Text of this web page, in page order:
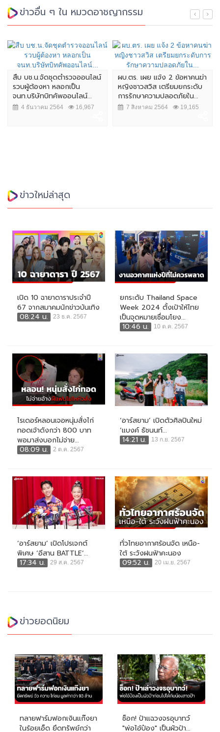
ข่าวอื่น ๆ ใน หมวดอาชญากรรม
สืบ บช.น.จัดชุดตำรวจออนไลน์
รวบผู้ต้องหา หลอกเป็น
จนท.บริษัทบิทคัพออนไลน์...
4 ธันวาคม 2564 16,967
ผบ.ตร. เผย แจ้ง 2 ข้อหาคนฆ่า
หญิงชาวสวิส เตรียมยกระดับ
การรักษาความปลอดภัยใน...
7 สิงหาคม 2564 19,165
ข่าวใหม่ล่าสุด
เปิด 10 ฉายาดาราประจำปี
67 จากสมาคมนักข่าวบันเทิง
08:24 น.
23 ธ.ค. 2567
ยกระดับ Thailand Space
Week 2024 ตั้งเป้าให้ไทย
เป็นจุดหมายเชื่อมโยง...
10:46 น.
10 ต.ค. 2567
ไรเดอร์หลอนเจอหนุ่มสั่งไก่
ทอดเจ้าดังกว่า 800 บาท
พอมาส่งบอกไม่จ่าย...
08:09 น.
2 ต.ค. 2567
‘อาร์สยาม’ เปิดตัวศิลปินใหม่
‘แบงค์ ธัชนนท์...
14:21 น.
13 ก.ย. 2567
‘อาร์สยาม’ เปิดโปรเจกต์
พิเศษ ‘อีสาน BATTLE’...
17:34 น.
29 ส.ค. 2567
ทั่วไทยอากาศร้อนจัด เหนือ-
ใต้ ระวังฝนฟ้าคะนอง
09:52 น.
20 เม.ย. 2567
ข่าวยอดนิยม
ทลายฟาร์มฟอกเงินแก๊งยา
ในร้อยเอ็ด ยึดทรัพย์กว่า
ช็อก! ป้าแฉวงจรอุบาทว์
"พ่อไอ้ป๋อง" เป็นผัวป้า...